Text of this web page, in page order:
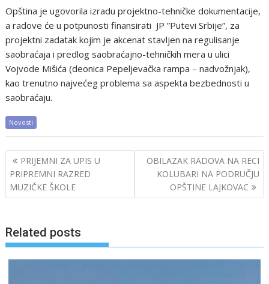
Opština je ugovorila izradu projektno-tehničke dokumentacije,
a radove će u potpunosti finansirati JP ”Putevi Srbije”, za
projektni zadatak kojim je akcenat stavljen na regulisanje
saobraćaja i predlog saobraćajno-tehničkih mera u ulici
Vojvode Mišića (deonica Pepeljevačka rampa – nadvožnjak),
kao trenutno najvećeg problema sa aspekta bezbednosti u
saobraćaju.
Novosti
Post
navigation
PRIJEMNI ZA UPIS U
PRIPREMNI RAZRED
MUZIČKE ŠKOLE
OBILAZAK RADOVA NA RECI
KOLUBARI NA PODRUČJU
OPŠTINE LAJKOVAC
Related posts